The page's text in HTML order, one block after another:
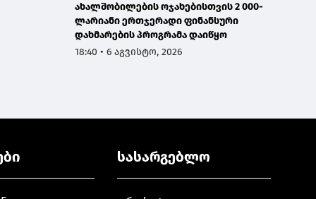
ახალშობილების ოჯახებისთვის 2 000-
ლარიანი ერთჯერადი ფინანსური
დახმარების პროგრამა დაიწყო
18:40 • 6 აგვისტო, 2026
სასარგებლო